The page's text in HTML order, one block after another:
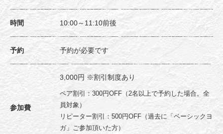
時間 10:00～11:10前後
予約 予約が必要です
参加費
3,000円 ※割引制度あり
ペア割引：300円OFF（2名以上で予約した場合。全
員対象）
リピーター割引：500円OFF（過去に「ベーシックヨ
ガ」ご参加頂いた方）